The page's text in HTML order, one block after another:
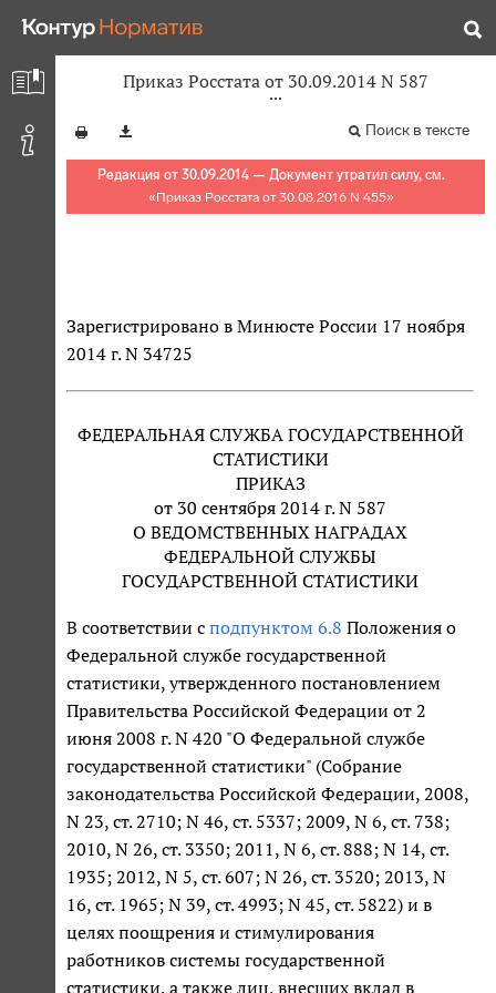
Приказ Росстата от 30.09.2014 N 587
Поиск в тексте
Редакция от 30.09.2014 — Документ утратил силу, см.
«Приказ Росстата от 30.08.2016 N 455»
Зарегистрировано в Минюсте России 17 ноября
2014 г. N 34725
ФЕДЕРАЛЬНАЯ СЛУЖБА ГОСУДАРСТВЕННОЙ
СТАТИСТИКИ
ПРИКАЗ
от 30 сентября 2014 г. N 587
О ВЕДОМСТВЕННЫХ НАГРАДАХ
ФЕДЕРАЛЬНОЙ СЛУЖБЫ
ГОСУДАРСТВЕННОЙ СТАТИСТИКИ
В соответствии с подпунктом 6.8 Положения о
Федеральной службе государственной
статистики, утвержденного постановлением
Правительства Российской Федерации от 2
июня 2008 г. N 420 "О Федеральной службе
государственной статистики" (Собрание
законодательства Российской Федерации, 2008,
N 23, ст. 2710; N 46, ст. 5337; 2009, N 6, ст. 738;
2010, N 26, ст. 3350; 2011, N 6, ст. 888; N 14, ст.
1935; 2012, N 5, ст. 607; N 26, ст. 3520; 2013, N
16, ст. 1965; N 39, ст. 4993; N 45, ст. 5822) и в
целях поощрения и стимулирования
работников системы государственной
статистики, а также лиц, внесших вклад в